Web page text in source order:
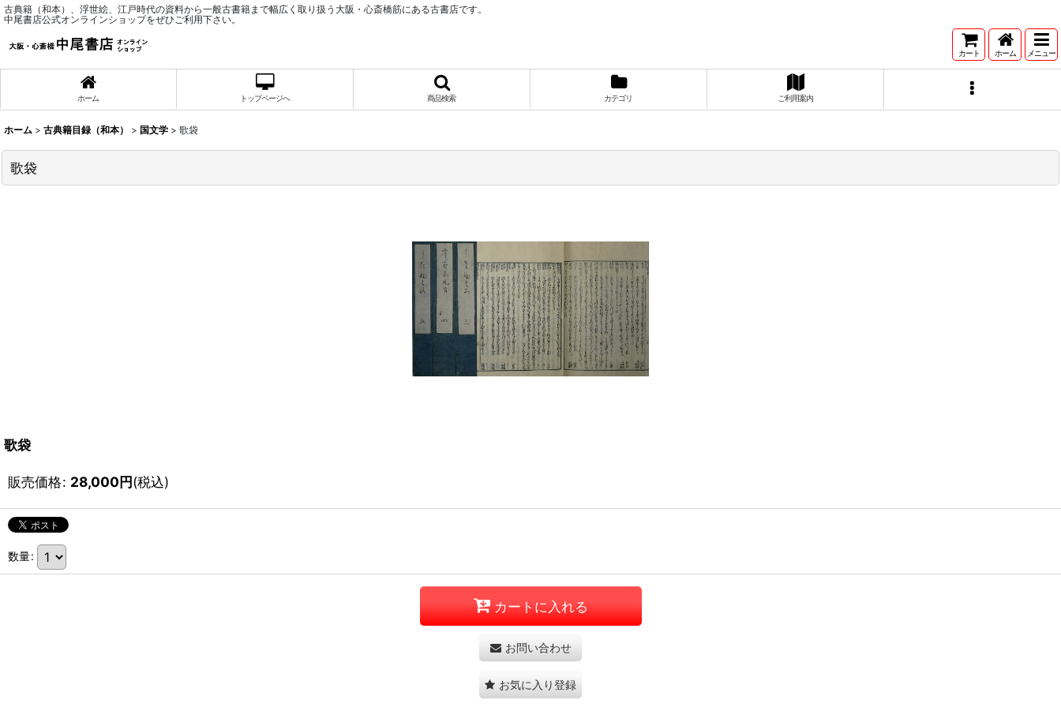
古典籍（和本）、浮世絵、江戸時代の資料から一般古書籍まで幅広く取り扱う大阪・心斎橋筋にある古書店です。
中尾書店公式オンラインショップをぜひご利用下さい。
カート ホーム メニュー
ホーム トップページへ 商品検索 カテゴリ ご利用案内
ホーム > 古典籍目録（和本） > 国文学 > 歌袋
歌袋
歌袋
販売価格: 28,000円(税込)
数量:
カートに入れる
お問い合わせ
お気に入り登録